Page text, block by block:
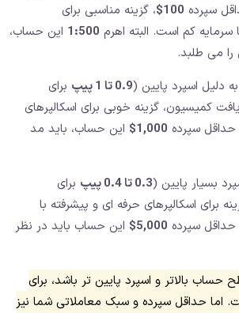
سپرده 100$ ، گزینه مناسبی برای
سرمایه کم است. البته اهرم 1:500 این حساب،
می طلبد.
به دلیل اسپرد پایین (0.9 تا 1 پیپ
برای
کمیسیون، گزینه خوبی برای اسکالپرهای
حداقل سپرده 1,000$
این حساب، باید مد
بسیار پایین (0.3 تا 0.4 پیپ
برای
برای اسکالپرهای حرفه ای و پیشرفته با
حداقل سپرده 5,000$
این حساب باید در نظر
بالاتر و اسپرد پایین تر باشد، برای
اما حداقل سپرده و سبک معاملاتی شما نیز